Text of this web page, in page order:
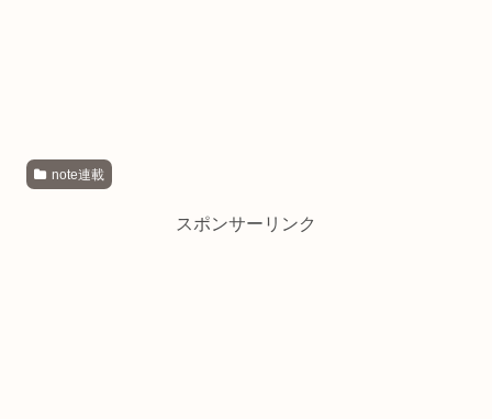
note連載
スポンサーリンク